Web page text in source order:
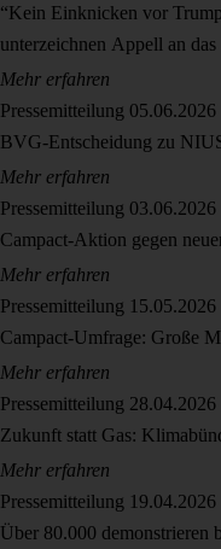
“Kein Einknicken vor
unterzeichnen Appell an
Mehr erfahren
Pressemitteilung 05.06.2026
BVG-Entscheidung zu
Mehr erfahren
Pressemitteilung 03.06.2026
Campact-Aktion gegen
Mehr erfahren
Pressemitteilung 15.05.2026
Campact-Umfrage: Große
Mehr erfahren
Pressemitteilung 28.04.2026
Zukunft statt Gas:
Mehr erfahren
Pressemitteilung 19.04.2026
Über 80.000 demonstrieren